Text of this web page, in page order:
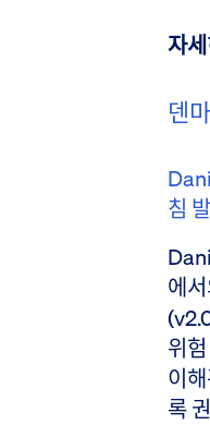
자
덴
침
에
위
이
록